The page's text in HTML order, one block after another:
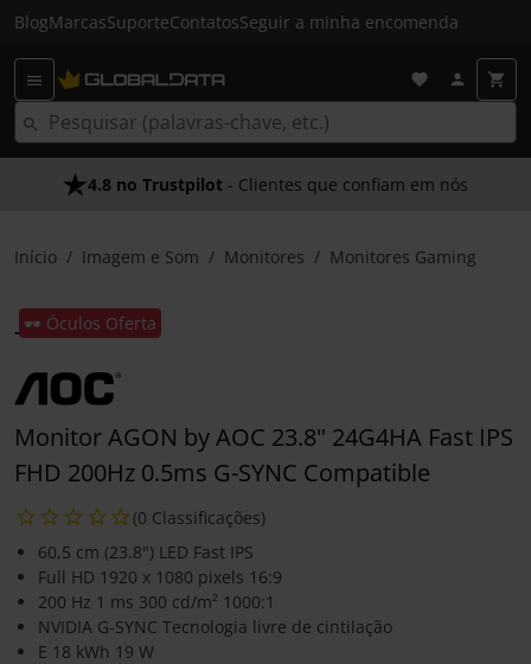
BlogMarcasSuporteContatosSeguir a minha encomenda
4.8 no Trustpilot - Clientes que confiam em nós
Início Imagem e Som Monitores Monitores Gaming
🕶️ Óculos Oferta
Monitor AGON by AOC 23.8" 24G4HA Fast IPS
FHD 200Hz 0.5ms G-SYNC Compatible
(0 Classificações)
60,5 cm (23.8") LED Fast IPS
Full HD 1920 x 1080 pixels 16:9
200 Hz 1 ms 300 cd/m² 1000:1
NVIDIA G-SYNC Tecnologia livre de cintilação
E 18 kWh 19 W